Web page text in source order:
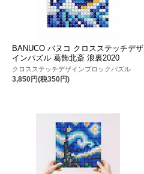
BANUCO バヌコ クロスステッチデザ
インパズル 葛飾北斎 浪裏2020
クロスステッチデザインブロックパズル
3,850円(税350円)